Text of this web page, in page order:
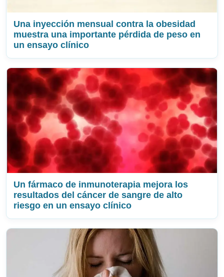
Una inyección mensual contra la obesidad
muestra una importante pérdida de peso en
un ensayo clínico
Un fármaco de inmunoterapia mejora los
resultados del cáncer de sangre de alto
riesgo en un ensayo clínico